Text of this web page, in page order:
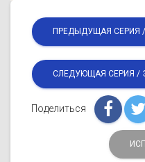
ПРЕДЫДУЩАЯ СЕРИЯ
СЛЕДУЮЩАЯ СЕРИЯ /
Поделиться